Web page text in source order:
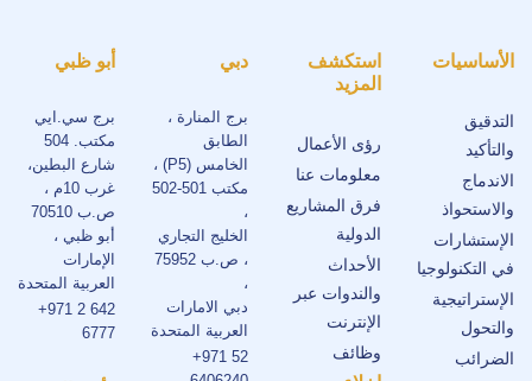
الأساسيات
التدقيق
والتأكيد
الاندماج
والاستحواذ
الإستشارات
في التكنولوجيا
الإستراتيجية
والتحول
الضرائب
استكشف
المزيد
رؤى الأعمال
معلومات عنا
فرق المشاريع
الدولية
الأحداث
والندوات عبر
الإنترنت
وظائف
دبي
برج المنارة ،
الطابق
الخامس (P5) ،
مكتب 501-502
،
الخليج التجاري
، ص.ب 75952
،
دبي الامارات
العربية المتحدة
+971 52
أبو ظبي
برج سي.ايي
مكتب. 504
شارع البطين،
غرب 10م ،
ص.ب 70510
أبو ظبي ،
الإمارات
العربية المتحدة
+971 2 642
6777